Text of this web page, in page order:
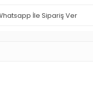
İle Sipariş Ver